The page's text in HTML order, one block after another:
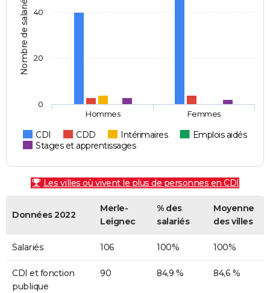
Nombre de salariés
CDI CDD Intérimaires
Emplois aidés
Stages et apprentissages
Hommes Femmes
0
20
40
Les villes où vivent le plus de personnes en CDI
Données 2022
Merle-
Leignec
% des
salariés
Moyenne
des villes
Salariés 106 100% 100%
CDI et fonction
publique
90 84,9 % 84,6 %